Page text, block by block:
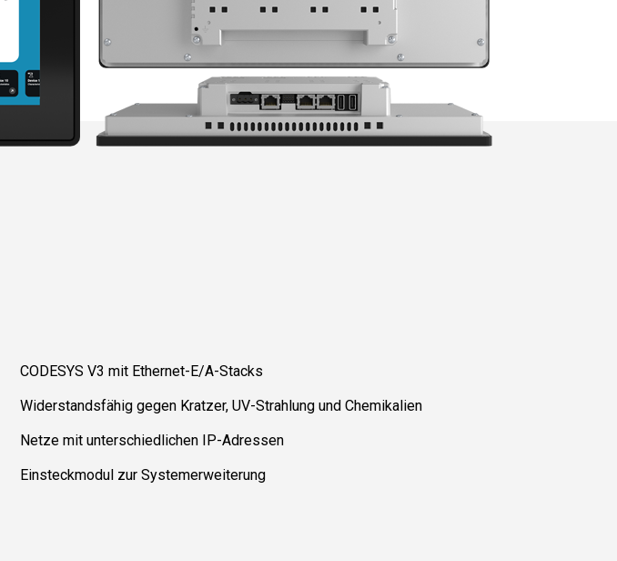
CODESYS V3 mit Ethernet-E/A-Stacks
Widerstandsfähig gegen Kratzer, UV-Strahlung und Chemikalien
Netze mit unterschiedlichen IP-Adressen
Einsteckmodul zur Systemerweiterung